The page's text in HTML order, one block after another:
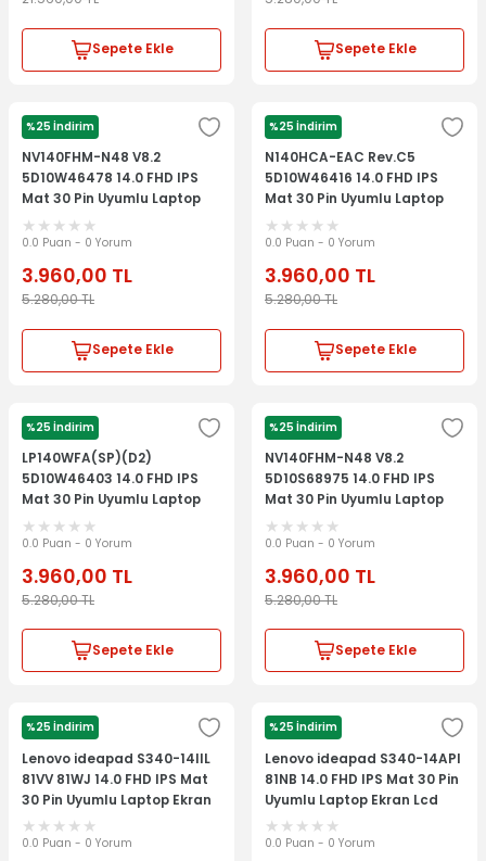
Sepete Ekle Sepete Ekle
%25 İndirim
LENOVO
NV140FHM-N48 V8.2
5D10W46478 14.0 FHD IPS
Mat 30 Pin Uyumlu Laptop
Ekran Lcd Panel
0.0 Puan - 0 Yorum
3.960,00 TL
5.280,00TL
Sepete Ekle
%25 İndirim
LENOVO
N140HCA-EAC Rev.C5
5D10W46416 14.0 FHD IPS
Mat 30 Pin Uyumlu Laptop
Ekran Lcd Panel
0.0 Puan - 0 Yorum
3.960,00 TL
5.280,00TL
Sepete Ekle
%25 İndirim
LENOVO
LP140WFA(SP)(D2)
5D10W46403 14.0 FHD IPS
Mat 30 Pin Uyumlu Laptop
Ekran Lcd Panel
0.0 Puan - 0 Yorum
3.960,00 TL
5.280,00TL
Sepete Ekle
%25 İndirim
LENOVO
NV140FHM-N48 V8.2
5D10S68975 14.0 FHD IPS
Mat 30 Pin Uyumlu Laptop
Ekran Lcd Panel
0.0 Puan - 0 Yorum
3.960,00 TL
5.280,00TL
Sepete Ekle
%25 İndirim
LENOVO
Lenovo ideapad S340-14IIL
81VV 81WJ 14.0 FHD IPS Mat
30 Pin Uyumlu Laptop Ekran
Lcd Panel
0.0 Puan - 0 Yorum
%25 İndirim
LENOVO
Lenovo ideapad S340-14API
81NB 14.0 FHD IPS Mat 30 Pin
Uyumlu Laptop Ekran Lcd
Panel
0.0 Puan - 0 Yorum